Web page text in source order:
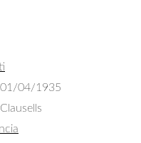
04/1935